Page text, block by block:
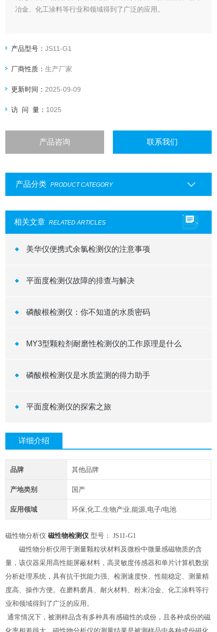
冶金、化工涂料等行业和领域得到了广泛的应用。
产品型号：JS11-G1
厂商性质：生产厂家
更新时间： 2025-09-09
访 问 量： 1025
产品咨询 联系我们
产品分类 PRODUCT CATEGORY
相关文章 RELATED ARTICLES
美华仪便携式余氯检测仪的注意事项
平面度检测仪故障的排查与解决
磷酸根检测仪：你不知道的水质密码
MY3型颗粒剂耐磨性检测仪的工作原理是什么
磷酸根检测仪是水质监测的得力助手
平面度检测仪的探索之旅
详细介绍
品牌 其他品牌
产地类别 国产
应用领域 环保,化工,生物产业,能源,电子/电池
磁性物分析仪 磁性物检测仪 型号：
JS11-G1
磁性物分析仪用于测量颗粒状材料及微粉中微量感磁物质的含
量，该仪器采用高性能屏蔽材料，高灵敏度传感器和单片计算机数据
分析处理系统，具有抗干扰能力强、检测速度快、性能稳定、测量精
度高、操作方便。在磨料磨具、耐火材料、粉末冶金、化工涂料等行
业和领域得到了广泛的应用。
通常情况下，被测样品含有多种具有感磁性的成份，且各种成份的磁